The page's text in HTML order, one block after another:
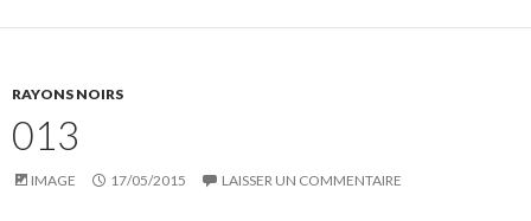
RAYONS NOIRS
013
IMAGE 17/05/2015 LAISSER UN COMMENTAIRE